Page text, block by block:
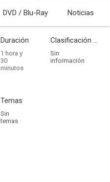
DVD / Blu-Ray Noticias
Duración
1 hora y
30
minutos
Clasificación por edades
Sin
información
Temas
Sin
temas